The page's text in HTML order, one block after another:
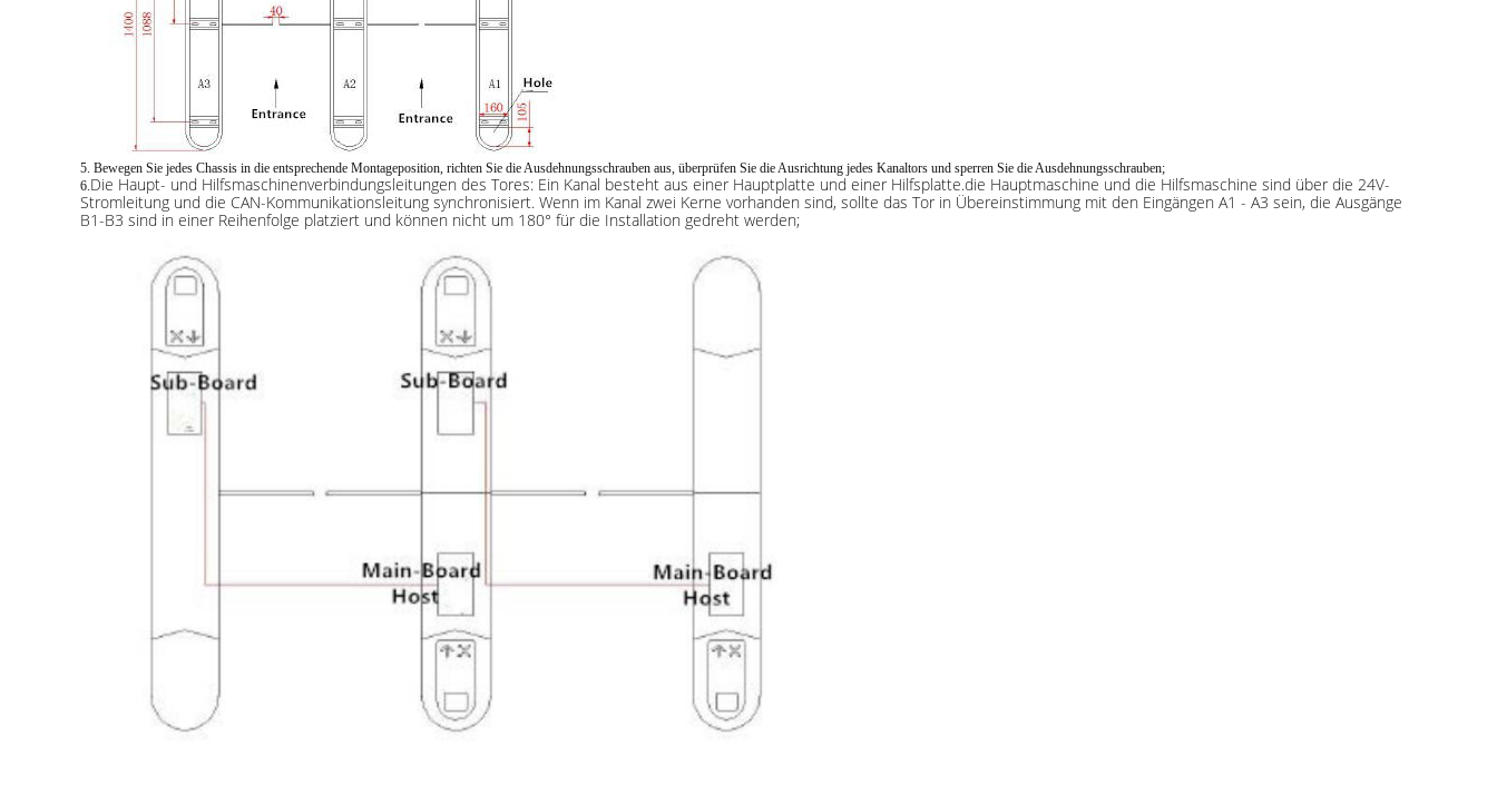
5. Bewegen Sie jedes Chassis in die entsprechende Montageposition, richten Sie die Ausdehnungsschrauben aus, überprüfen Sie die Ausrichtung jedes Kanaltors und sperren Sie die Ausdehnungsschrauben;
6.Die Haupt- und Hilfsmaschinenverbindungsleitungen des Tores: Ein Kanal besteht aus einer Hauptplatte und einer Hilfsplatte.die Hauptmaschine und die Hilfsmaschine sind über die 24V-
Stromleitung und die CAN-Kommunikationsleitung synchronisiert. Wenn im Kanal zwei Kerne vorhanden sind, sollte das Tor in Übereinstimmung mit den Eingängen A1 - A3 sein, die Ausgänge
B1-B3 sind in einer Reihenfolge platziert und können nicht um 180° für die Installation gedreht werden;